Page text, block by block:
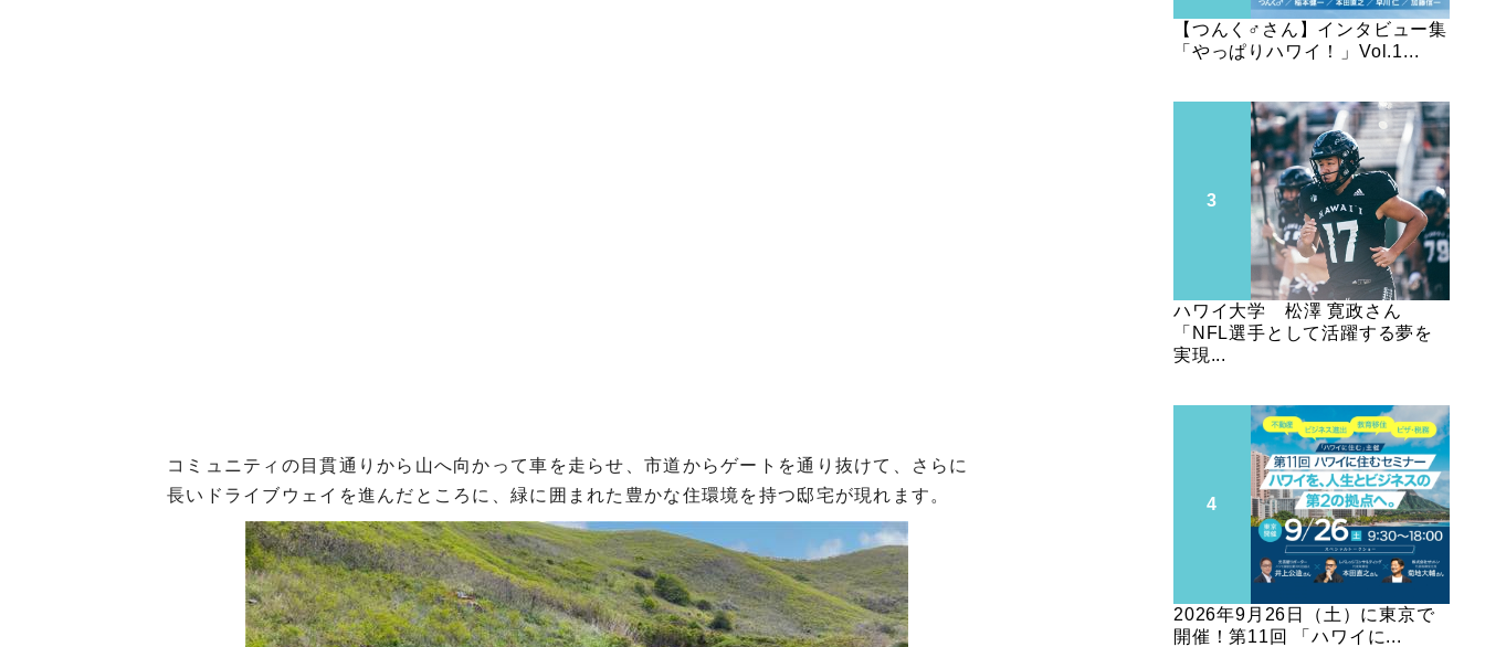
コミュニティの目貫通りから山へ向かって車を走らせ、市道からゲートを通り抜けて、さらに
長いドライブウェイを進んだところに、緑に囲まれた豊かな住環境を持つ邸宅が現れます。
【つんく♂さん】インタビュー集
「やっぱりハワイ！」Vol.1...
ハワイ大学 松澤 寛政さん
「NFL選手として活躍する夢を
実現...
2026年9月26日（土）に東京で
開催！第11回 「ハワイに...